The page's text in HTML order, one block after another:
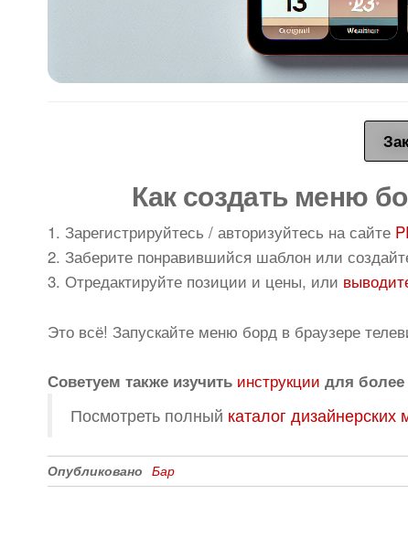
Как создать меню
1. Зарегистрируйтесь / авторизуйтесь на сайте
2. Заберите понравившийся шаблон или
3. Отредактируйте позиции и цены, или
Это всё! Запускайте меню борд в браузере
Советуем также изучить инструкции для более
Посмотреть полный каталог
Опубликовано Бар